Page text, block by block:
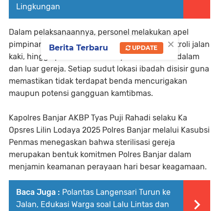
Lingkungan
Dalam pelaksanaannya, personel melakukan apel
pimpinan, pembagian tugas pengamanan, patroli jalan
kaki, hingga pemeriksaan menyeluruh di area dalam
dan luar gereja. Setiap sudut lokasi ibadah disisir guna
memastikan tidak terdapat benda mencurigakan
maupun potensi gangguan kamtibmas.
Kapolres Banjar AKBP Tyas Puji Rahadi selaku Ka
Opsres Lilin Lodaya 2025 Polres Banjar melalui Kasubsi
Penmas menegaskan bahwa sterilisasi gereja
merupakan bentuk komitmen Polres Banjar dalam
menjamin keamanan perayaan hari besar keagamaan.
Baca Juga : Polantas Langensari Turun ke
Jalan, Edukasi Warga soal Lalu Lintas dan
×
Berita Terbaru UPDATE